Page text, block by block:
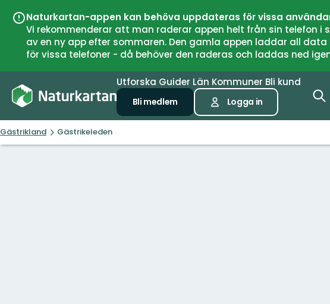
Naturkartan-appen kan behöva uppdateras för vissa
Vi rekommenderar att man raderar appen helt från sin telefon
av en ny app efter sommaren. Den gamla appen laddar all
för vissa telefoner - då behöver den raderas och laddas ned
Utforska Guider Län Kommuner Bli kund
Bli medlem Logga in
Gästrikland Gästrikeleden